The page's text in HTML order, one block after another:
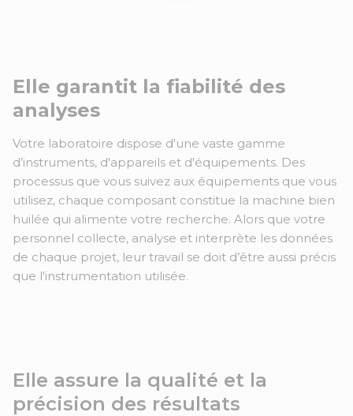
Elle garantit la fiabilité des
analyses
Votre laboratoire dispose d'une vaste gamme
d’instruments, d'appareils et d'équipements. Des
processus que vous suivez aux équipements que vous
utilisez, chaque composant constitue la machine bien
huilée qui alimente votre recherche. Alors que votre
personnel collecte, analyse et interprète les données
de chaque projet, leur travail se doit d’être aussi précis
que l'instrumentation utilisée.
Elle assure la qualité et la
précision des résultats